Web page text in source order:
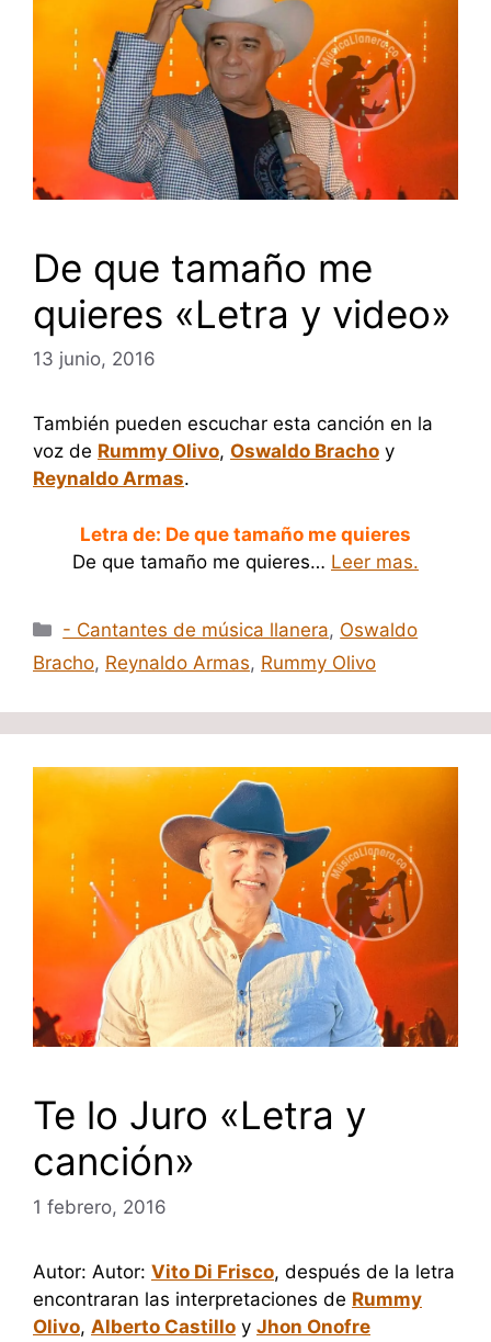
De que tamaño me
quieres «Letra y video»
13 junio, 2016
También pueden escuchar esta canción en la
voz de Rummy Olivo, Oswaldo Bracho y
Reynaldo Armas.
Letra de: De que tamaño me quieres
De que tamaño me quieres… Leer mas.
Categorías
- Cantantes de música llanera, Oswaldo
Bracho, Reynaldo Armas, Rummy Olivo
Te lo Juro «Letra y
canción»
1 febrero, 2016
Autor: Autor: Vito Di Frisco, después de la letra
encontraran las interpretaciones de Rummy
Olivo, Alberto Castillo y Jhon Onofre